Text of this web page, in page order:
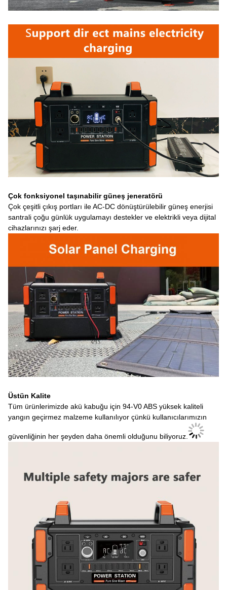
Çok fonksiyonel taşınabilir güneş jeneratörü
Çok çeşitli çıkış portları ile AC-DC dönüştürülebilir güneş enerjisi
santrali çoğu günlük uygulamayı destekler ve elektrikli veya dijital
cihazlarınızı şarj eder.
Üstün Kalite
Tüm ürünlerimizde akü kabuğu için 94-V0 ABS yüksek kaliteli
yangın geçirmez malzeme kullanılıyor çünkü kullanıcılarımızın
güvenliğinin her şeyden daha önemli olduğunu biliyoruz.